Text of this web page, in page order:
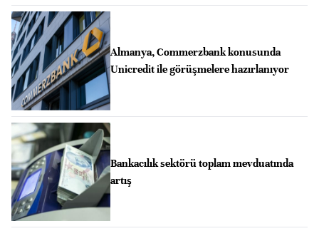
Almanya, Commerzbank konusunda
Unicredit ile görüşmelere hazırlanıyor
Bankacılık sektörü toplam mevduatında
artış